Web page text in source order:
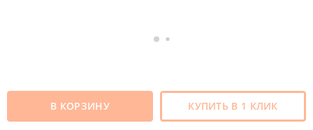
В КОРЗИНУ КУПИТЬ В 1 КЛИК